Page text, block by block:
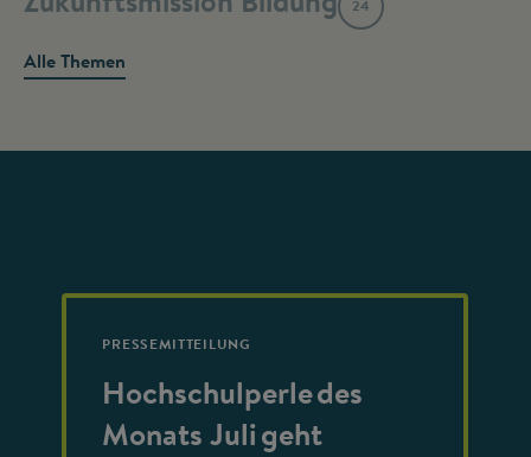
24
Alle Themen
PRESSEMITTEILUNG
Hochschulperle des
Monats Juli geht